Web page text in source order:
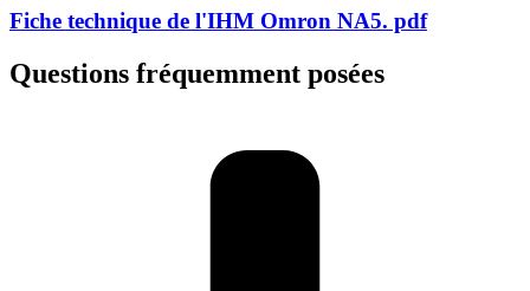
Fiche technique de l'IHM Omron NA5. pdf
Questions fréquemment posées